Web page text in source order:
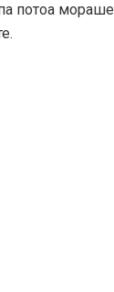
потоа мораше